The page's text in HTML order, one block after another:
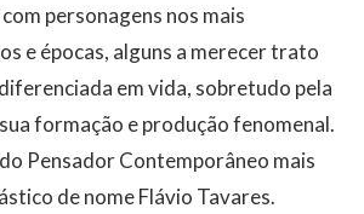
personagens nos mais
e épocas, alguns a merecer trato
em vida, sobretudo pela
formação e produção fenomenal.
Pensador Contemporâneo mais
de nome Flávio Tavares.